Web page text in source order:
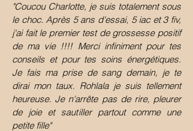
"Coucou Charlotte, je suis totalement sous
le choc. Après 5 ans d'essai, 5 iac et 3 fiv,
j'ai fait le premier test de grossesse positif
de ma vie !!!! Merci infiniment pour tes
conseils et pour tes soins énergétiques.
Je fais ma prise de sang demain, je te
dirai mon taux. Rohlala je suis tellement
heureuse. Je n'arrête pas de rire, pleurer
de joie et sautiller partout comme une
petite fille"